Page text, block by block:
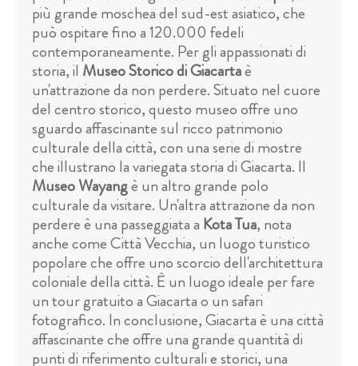
più grande moschea del sud-est asiatico, che
può ospitare fino a 120.000 fedeli
contemporaneamente. Per gli appassionati di
storia, il Museo Storico di Giacartaè
un'attrazione da non perdere. Situato nel cuore
del centro storico, questo museo offre uno
sguardo affascinante sul ricco patrimonio
culturale della città, con una serie di mostre
che illustrano la variegata storia di Giacarta. Il
Museo Wayangè un altro grande polo
culturale da visitare. Un'altra attrazione da non
perdere è una passeggiata a Kota Tua, nota
anche come Città Vecchia, un luogo turistico
popolare che offre uno scorcio dell'architettura
coloniale della città. È un luogo ideale per fare
un tour gratuito a Giacarta o un safari
fotografico. In conclusione, Giacarta è una città
affascinante che offre una grande quantità di
punti di riferimento culturali e storici, una